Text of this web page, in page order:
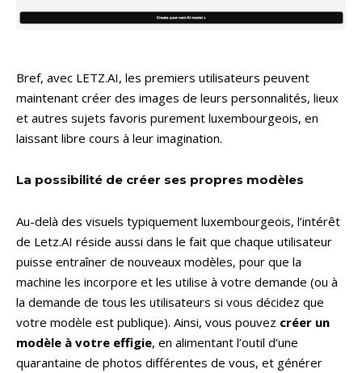
Bref, avec LETZ.AI, les premiers utilisateurs peuvent
maintenant créer des images de leurs personnalités, lieux
et autres sujets favoris purement luxembourgeois, en
laissant libre cours à leur imagination.
La possibilité de créer ses propres modèles
Au-delà des visuels typiquement luxembourgeois, l’intérêt
de Letz.AI réside aussi dans le fait que chaque utilisateur
puisse entraîner de nouveaux modèles, pour que la
machine les incorpore et les utilise à votre demande (ou à
la demande de tous les utilisateurs si vous décidez que
votre modèle est publique). Ainsi, vous pouvez créer un
modèle à votre effigie, en alimentant l’outil d’une
quarantaine de photos différentes de vous, et générer